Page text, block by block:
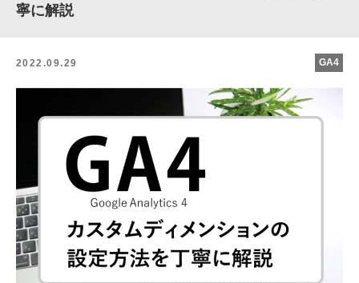
寧に解説
2022.09.29 GA4